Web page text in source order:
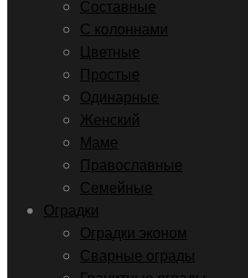
Составные
С колоннами
Цветные
Простые
Одинарные
Женский
Маме
Православные
Семейные
Оградки
Оградки эконом
Сварные ограды